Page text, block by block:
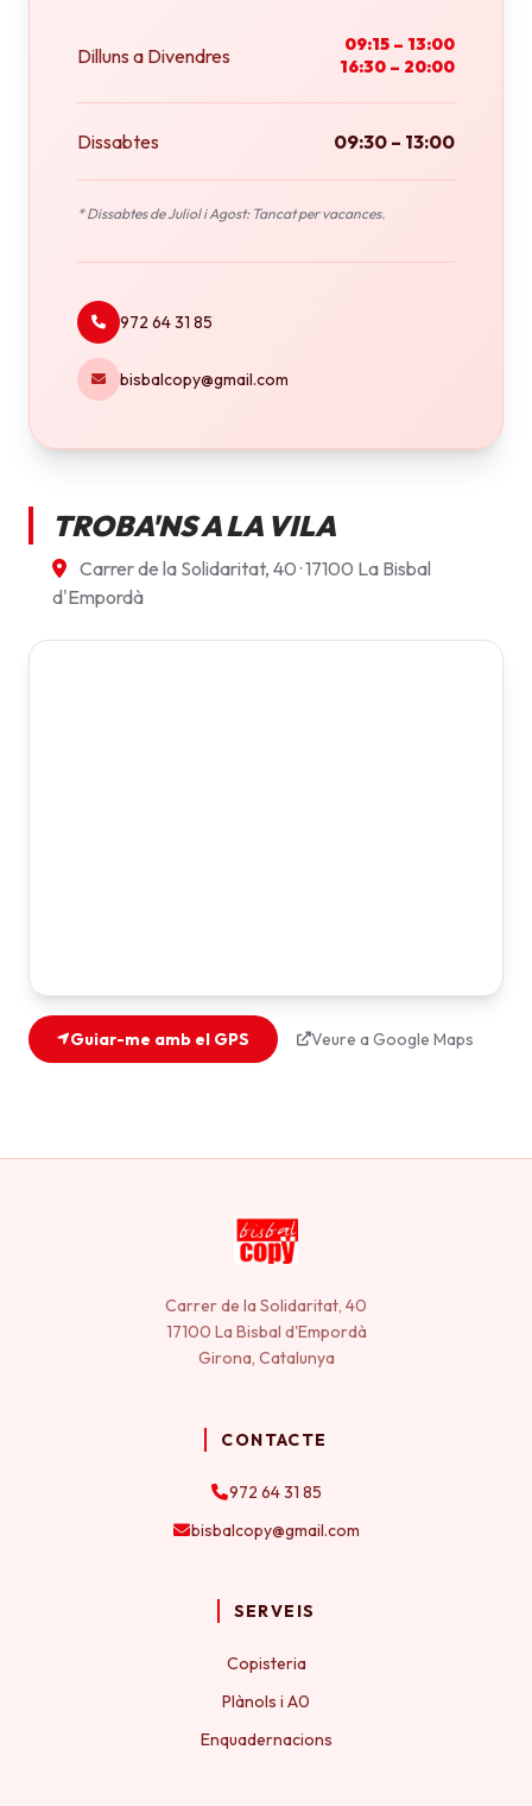
Dilluns a Divendres
09:15 – 13:00
16:30 – 20:00
Dissabtes 09:30 – 13:00
* Dissabtes de Juliol i Agost: Tancat per vacances.
972 64 31 85
bisbalcopy@gmail.com
TROBA'NS A LA VILA
Carrer de la Solidaritat, 40 · 17100 La Bisbal
d'Empordà
Guiar-me amb el GPS Veure a Google Maps
Carrer de la Solidaritat, 40
17100 La Bisbal d'Empordà
Girona, Catalunya
CONTACTE
972 64 31 85
bisbalcopy@gmail.com
SERVEIS
Copisteria
Plànols i A0
Enquadernacions